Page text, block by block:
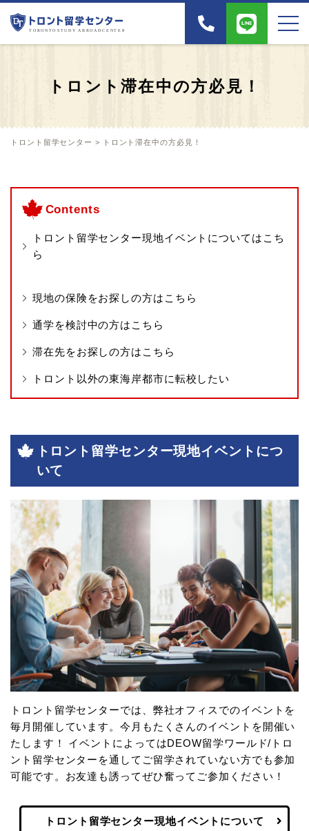
トロント滞在中の方必見！
トロント留学センター > トロント滞在中の方必見！
Contents
トロント留学センター現地イベントについてはこち
ら
現地の保険をお探しの方はこちら
通学を検討中の方はこちら
滞在先をお探しの方はこちら
トロント以外の東海岸都市に転校したい
トロント留学センター現地イベントにつ
いて
トロント留学センターでは、弊社オフィスでのイベントを
毎月開催しています。今月もたくさんのイベントを開催い
たします！ イベントによってはDEOW留学ワールド/トロ
ント留学センターを通してご留学されていない方でも参加
可能です。お友達も誘ってぜひ奮ってご参加ください！
トロント留学センター現地イベントについて